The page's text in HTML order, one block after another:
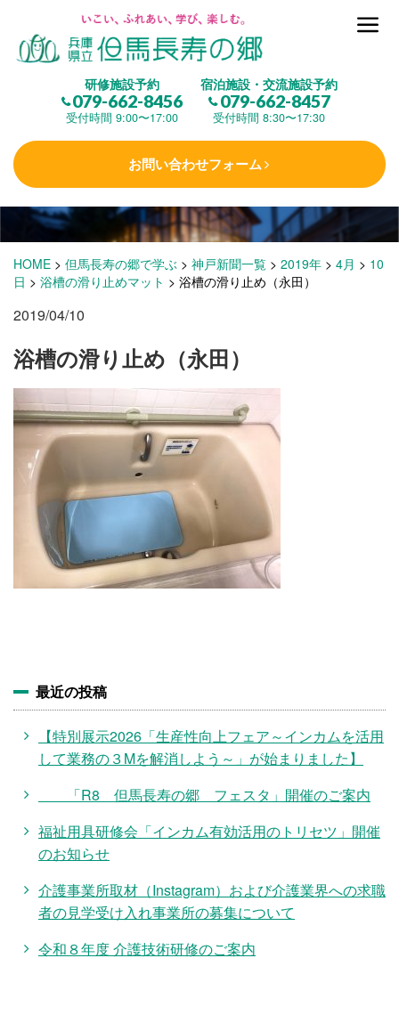
研修施設予約
079-662-8456
受付時間 9:00〜17:00
宿泊施設・交流施設予約
079-662-8457
受付時間 8:30〜17:30
お問い合わせフォーム
但馬長寿の郷とは
(研修施設)
楽しむ
学 ぶ(健康福祉)
泊まる (宿泊)
施設・料金
アクセス
HOME > 但馬長寿の郷で学ぶ > 神戸新聞一覧 > 2019年 > 4月 > 10
日 > 浴槽の滑り止めマット > 浴槽の滑り止め（永田）
2019/04/10
浴槽の滑り止め（永田）
最近の投稿
【特別展示2026「生産性向上フェア～インカムを活用
して業務の３Mを解消しよう～」が始まりました】
「R8 但馬長寿の郷 フェスタ」開催のご案内
福祉用具研修会「インカム有効活用のトリセツ」開催
のお知らせ
介護事業所取材（Instagram）および介護業界への求職
者の見学受け入れ事業所の募集について
令和８年度 介護技術研修のご案内